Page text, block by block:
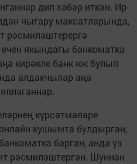
дип хәбәр иткән. Ир-
чыгару максатларында,
рәсмиләштерергә
якындагы банкоматка
кирәкле банк юк булып
алдакчылар аңа
күрсәтмәләре
кушымта булдырган,
барган, анда үз
рәсмиләштергән. Шуннан